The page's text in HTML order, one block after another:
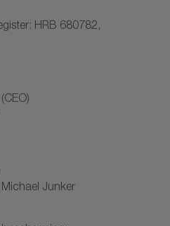
HRB 680782,
Junker